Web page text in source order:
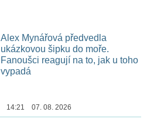
Alex Mynářová předvedla
ukázkovou šipku do moře.
Fanoušci reagují na to, jak u toho
vypadá
14:21 07. 08. 2026